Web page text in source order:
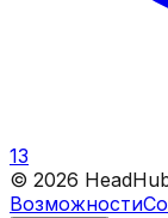
13
© 2026
Возможности